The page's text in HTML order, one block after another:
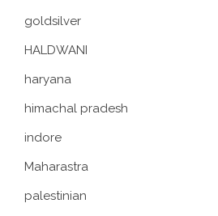
goldsilver
HALDWANI
haryana
himachal pradesh
indore
Maharastra
palestinian